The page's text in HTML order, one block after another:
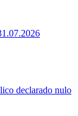
declarado nulo